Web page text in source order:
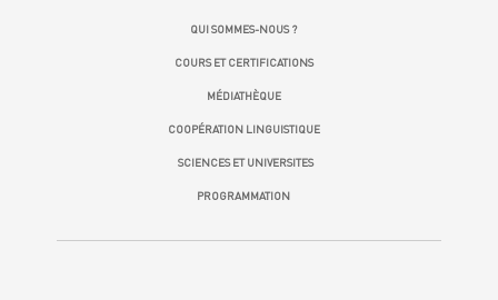
QUI SOMMES-NOUS ?
COURS ET CERTIFICATIONS
MÉDIATHÈQUE
COOPÉRATION LINGUISTIQUE
SCIENCES ET UNIVERSITES
PROGRAMMATION